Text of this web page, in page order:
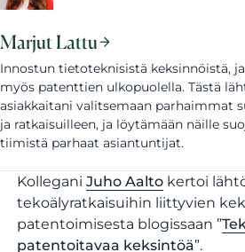
Marjut Lattu
Innostun tietoteknisistä keksinnöistä,
myös patenttien ulkopuolella. Tästä
asiakkaitani valitsemaan parhaimmat
ja ratkaisuilleen, ja löytämään näille
tiimistä parhaat asiantuntijat.
Kollegani Juho Aaltokertoi
tekoälyratkaisuihin liittyvien
patentoimisesta blogissaan ”
patentoitavaa keksintöä”.